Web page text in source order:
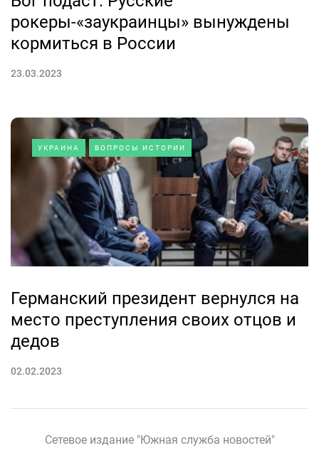
рокеры-«заукраинцы» вынуждены
кормиться в России
23.03.2023
УКРАИНА ВОПРОСЫ ИСТОРИИ
Германский президент вернулся на
место преступления своих отцов и
дедов
02.02.2023
Сетевое издание "Южная служба новостей"